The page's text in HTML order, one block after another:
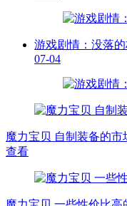
游戏剧情：没落
07-04
魔力宝贝 自制装备的市
查看